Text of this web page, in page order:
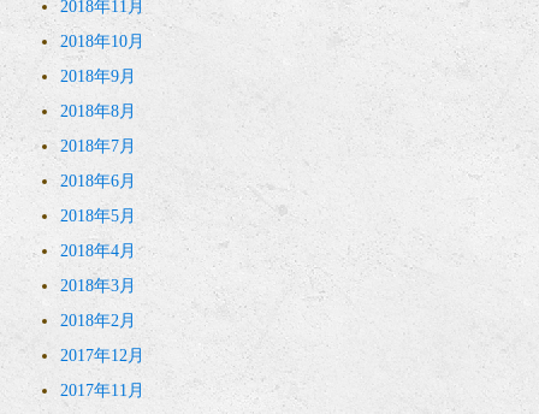
2018年11月
2018年10月
2018年9月
2018年8月
2018年7月
2018年6月
2018年5月
2018年4月
2018年3月
2018年2月
2017年12月
2017年11月